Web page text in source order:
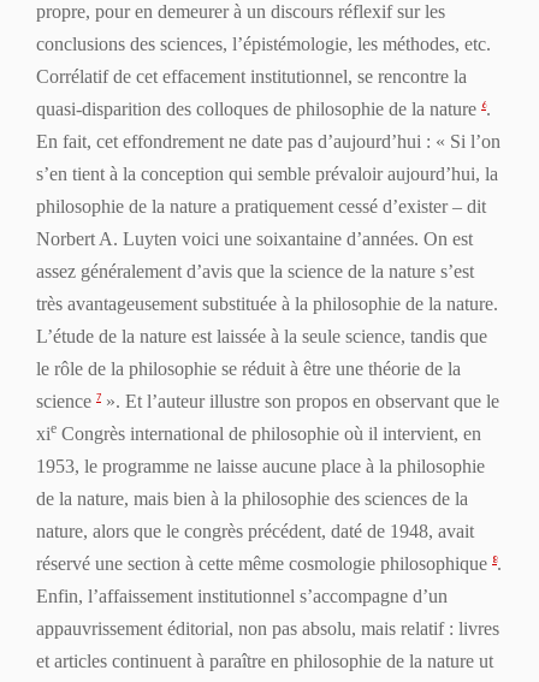
propre, pour en demeurer à un discours réflexif sur les
conclusions des sciences, l’épistémologie, les méthodes, etc.
Corrélatif de cet effacement institutionnel, se rencontre la
quasi-disparition des colloques de philosophie de la nature 6.
En fait, cet effondrement ne date pas d’aujourd’hui : « Si l’on
s’en tient à la conception qui semble prévaloir aujourd’hui, la
philosophie de la nature a pratiquement cessé d’exister – dit
Norbert A. Luyten voici une soixantaine d’années. On est
assez généralement d’avis que la science de la nature s’est
très avantageusement substituée à la philosophie de la nature.
L’étude de la nature est laissée à la seule science, tandis que
le rôle de la philosophie se réduit à être une théorie de la
science 7 ». Et l’auteur illustre son propos en observant que le
xie Congrès international de philosophie où il intervient, en
1953, le programme ne laisse aucune place à la philosophie
de la nature, mais bien à la philosophie des sciences de la
nature, alors que le congrès précédent, daté de 1948, avait
réservé une section à cette même cosmologie philosophique 8.
Enfin, l’affaissement institutionnel s’accompagne d’un
appauvrissement éditorial, non pas absolu, mais relatif : livres
et articles continuent à paraître en philosophie de la nature ut